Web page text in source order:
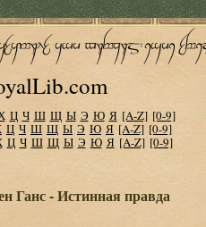
Ц Ч Ш Щ Ы Э Ю Я [A-Z] [0-9]
Ц Ч Ш Щ Ы Э Ю Я [A-Z] [0-9]
Ц Ч Ш Щ Ы Э Ю Я [A-Z] [0-9]
Ганс - Истинная правда